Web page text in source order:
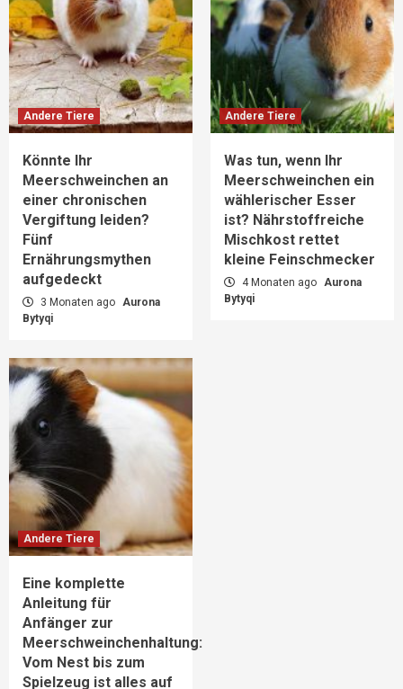
Andere Tiere
Könnte Ihr
Meerschweinchen an
einer chronischen
Vergiftung leiden?
Fünf
Ernährungsmythen
aufgedeckt
3 Monaten ago Aurona
Bytyqi
Andere Tiere
Was tun, wenn Ihr
Meerschweinchen ein
wählerischer Esser
ist? Nährstoffreiche
Mischkost rettet
kleine Feinschmecker
4 Monaten ago Aurona
Bytyqi
Andere Tiere
Eine komplette
Anleitung für
Anfänger zur
Meerschweinchenhaltung:
Vom Nest bis zum
Spielzeug ist alles auf